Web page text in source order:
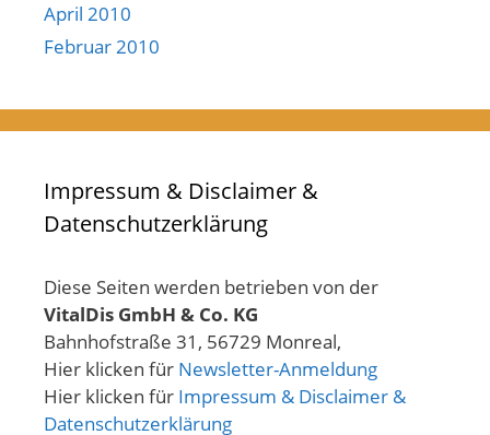
April 2010
Februar 2010
Impressum & Disclaimer &
Datenschutzerklärung
Diese Seiten werden betrieben von der
VitalDis GmbH & Co. KG
Bahnhofstraße 31, 56729 Monreal,
Hier klicken für Newsletter-Anmeldung
Hier klicken für Impressum & Disclaimer &
Datenschutzerklärung